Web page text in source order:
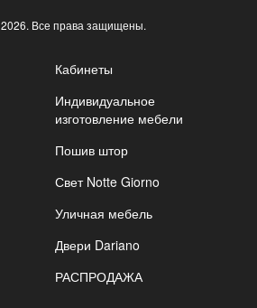
2026. Все права защищены.
Кабинеты
Индивидуальное
изготовление мебели
Пошив штор
Свет Notte Giorno
Уличная мебель
Двери Dariano
РАСПРОДАЖА